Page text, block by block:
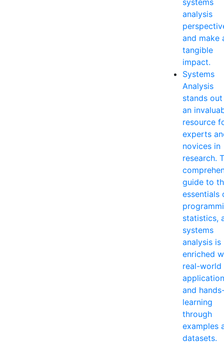
analysis
and make
tangible
impact.
Systems
Analysis
stands out
an
resource
experts
novices in
research.
guide to
essentials
statistics,
systems
analysis is
enriched
real-world
and
learning
through
examples
datasets.